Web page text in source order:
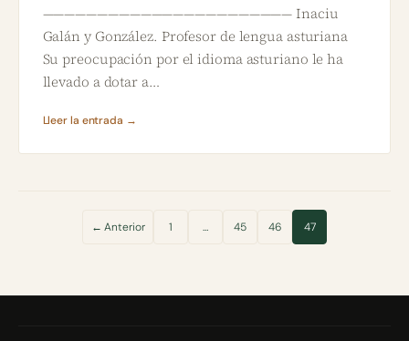
——————————————————————— Inaciu
Galán y González. Profesor de lengua asturiana
Su preocupación por el idioma asturiano le ha
llevado a dotar a…
Lleer la entrada →
← Anterior 1 … 45 46 47